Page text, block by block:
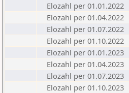
Elozahl per 01.01.2022
Elozahl per 01.04.2022
Elozahl per 01.07.2022
Elozahl per 01.10.2022
Elozahl per 01.01.2023
Elozahl per 01.04.2023
Elozahl per 01.07.2023
Elozahl per 01.10.2023